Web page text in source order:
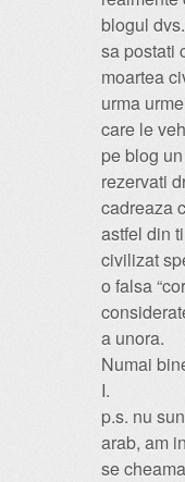
blogul
sa postati
moartea
urma
care le
pe blog
rezervati
cadreaza
astfel din
civilizat
o falsa
a unora.
Numai
I.
p.s. nu
arab, am
se